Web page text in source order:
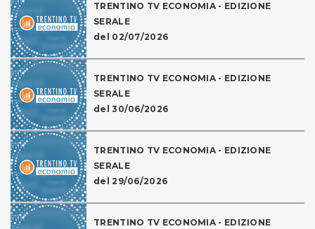
TRENTINO TV ECONOMIA - EDIZIONE
SERALE
del 02/07/2026
TRENTINO TV ECONOMIA - EDIZIONE
SERALE
del 30/06/2026
TRENTINO TV ECONOMIA - EDIZIONE
SERALE
del 29/06/2026
TRENTINO TV ECONOMIA - EDIZIONE